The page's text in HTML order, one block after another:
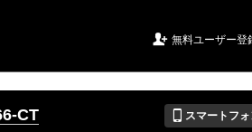
 無料ユーザー登
CT 📱 スマートフ